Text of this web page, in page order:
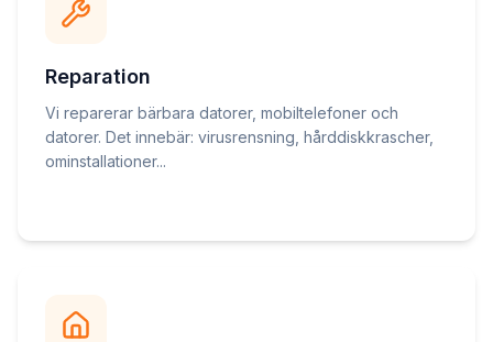
Reparation
Vi reparerar bärbara datorer, mobiltelefoner och
datorer. Det innebär: virusrensning, hårddiskkrascher,
ominstallationer...